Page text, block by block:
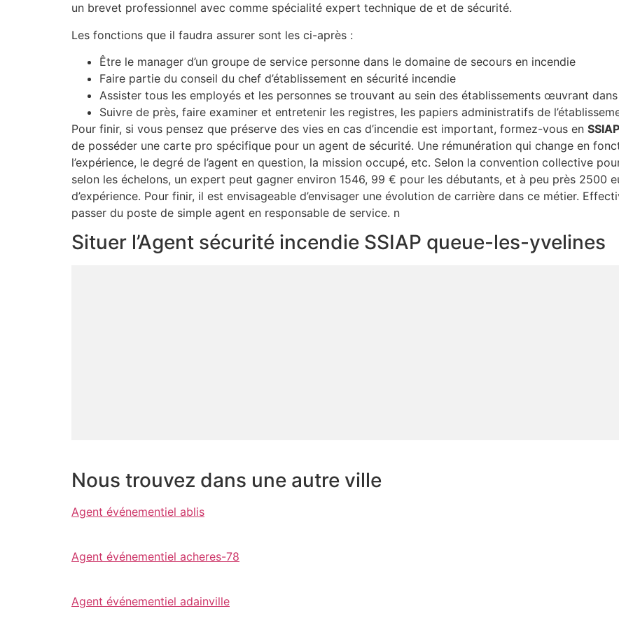
un brevet professionnel avec comme spécialité expert technique de et de sécurité.
Les fonctions que il faudra assurer sont les ci-après :
Être le manager d’un groupe de service personne dans le domaine de secours en incendie
Faire partie du conseil du chef d’établissement en sécurité incendie
Assister tous les employés et les personnes se trouvant au sein des établissements œuvrant
Suivre de près, faire examiner et entretenir les registres, les papiers administratifs de
Pour finir, si vous pensez que préserve des vies en cas d’incendie est important, formez-vous en
de posséder une carte pro spécifique pour un agent de sécurité. Une rémunération qui change en
l’expérience, le degré de l’agent en question, la mission occupé, etc. Selon la convention collective
selon les échelons, un expert peut gagner environ 1546, 99 € pour les débutants, et à peu près 2500
d’expérience. Pour finir, il est envisageable d’envisager une évolution de carrière dans ce métier.
passer du poste de simple agent en responsable de service. n
Situer l’Agent sécurité incendie SSIAP queue-les-yvelines
Nous trouvez dans une autre ville
Agent événementiel ablis
Agent événementiel acheres-78
Agent événementiel adainville